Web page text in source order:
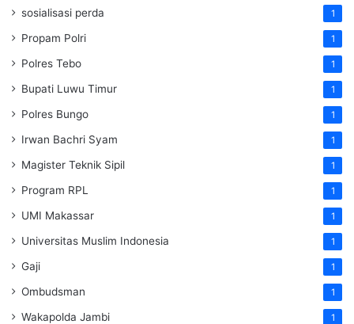
sosialisasi perda 1
Propam Polri 1
Polres Tebo 1
Bupati Luwu Timur 1
Polres Bungo 1
Irwan Bachri Syam 1
Magister Teknik Sipil 1
Program RPL 1
UMI Makassar 1
Universitas Muslim Indonesia 1
Gaji 1
Ombudsman 1
Wakapolda Jambi 1